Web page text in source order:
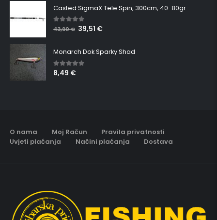
Casted SigmaX Tele Spin, 300cm, 40-80gr
5.00out of 5
43,90€ 39,51 €
Monarch Dok Sparky Shad
5.00 out of 5
8,49 €
O nama Moj Račun
Pravila privatnosti
Uvjeti plaćanja
Načini plaćanja Dostava